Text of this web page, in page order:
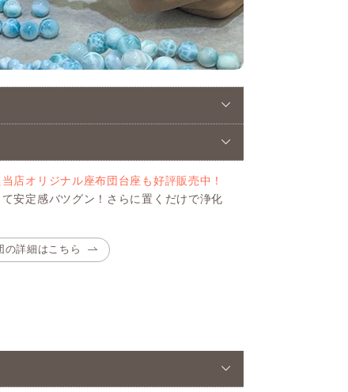
店オリジナル座布団台座も好評販売中！
安定感バツグン！さらに置くだけで浄化
の詳細はこちら